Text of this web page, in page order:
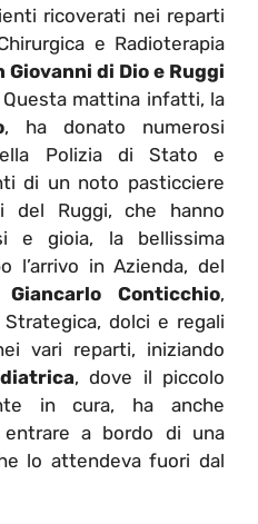
ricoverati nei reparti
e Radioterapia
Giovanni di Dio e Ruggi
Questa mattina infatti, la
, ha donato numerosi
Polizia di Stato e
di un noto pasticciere
del Ruggi, che hanno
e gioia, la bellissima
l’arrivo in Azienda, del
Giancarlo Conticchio,
dolci e regali
vari reparti, iniziando
, dove il piccolo
in cura, ha anche
entrare a bordo di una
lo attendeva fuori dal